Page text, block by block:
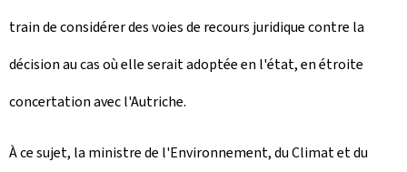
train de considérer des voies de recours juridique contre la
décision au cas où elle serait adoptée en l'état, en étroite
concertation avec l'Autriche.
À ce sujet, la ministre de l'Environnement, du Climat et du